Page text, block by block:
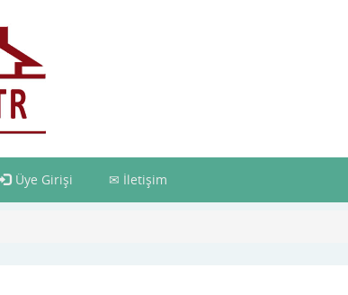
Üye Girişi İletişim